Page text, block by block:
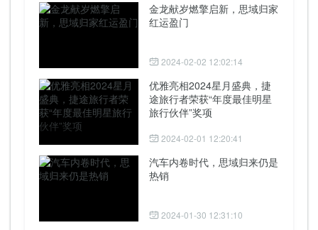
金龙献岁燃擎启新，思域归家
红运盈门
2024-02-02 12:02:14
优雅亮相2024星月盛典，捷
途旅行者荣获“年度最佳明星
旅行伙伴”奖项
2024-02-01 12:20:41
汽车内卷时代，思域归来仍是
热销
2024-01-30 12:31:10